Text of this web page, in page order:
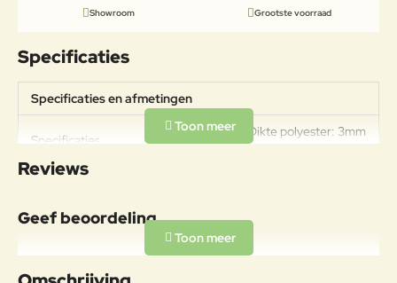
Showroom
Grootste voorraad
Specificaties
Specificaties en afmetingen
Specificaties
Gewicht: 11kg Dikte polyester: 3mm
Reviews
Geef beoordeling
Uw naam: